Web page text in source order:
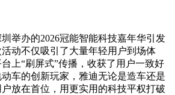
举办的2026冠能智能科技嘉年华引发
动不仅吸引了大量年轻用户到场体
上“刷屏式”传播，收获了用户一致好
车的创新玩家，雅迪无论是造车还是
放在首位，用更实用的科技平权打破